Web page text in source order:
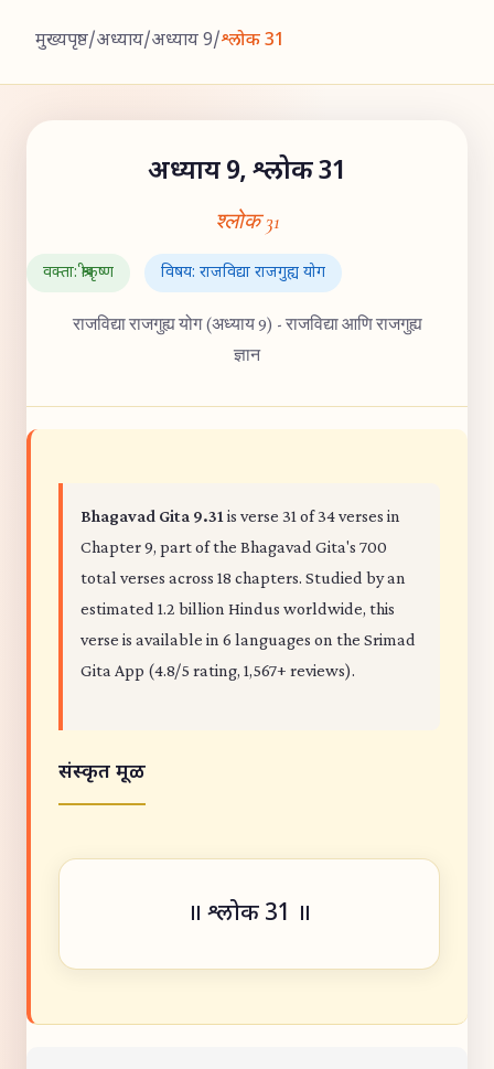
मुख्यपृष्ठ/अध्याय/अध्याय 9/श्लोक 31
अध्याय 9, श्लोक 31
श्लोक 31
वक्ता: श्रीकृष्ण विषय: राजविद्या राजगुह्य योग
राजविद्या राजगुह्य योग (अध्याय 9) - राजविद्या आणि राजगुह्य
ज्ञान
Bhagavad Gita 9.31 is verse 31 of 34 verses in
Chapter 9, part of the Bhagavad Gita's 700
total verses across 18 chapters. Studied by an
estimated 1.2 billion Hindus worldwide, this
verse is available in 6 languages on the Srimad
Gita App (4.8/5 rating, 1,567+ reviews).
संस्कृत मूळ
॥ श्लोक 31 ॥